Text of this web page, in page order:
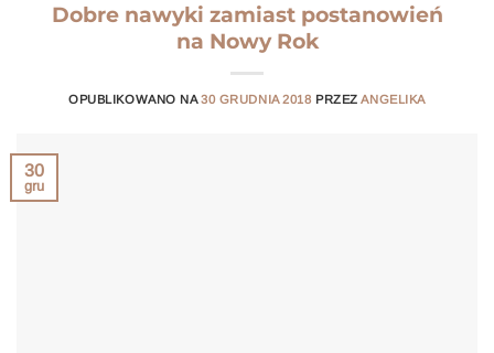
Dobre nawyki zamiast postanowień
na Nowy Rok
OPUBLIKOWANO NA30 GRUDNIA 2018 PRZEZANGELIKA
30
gru